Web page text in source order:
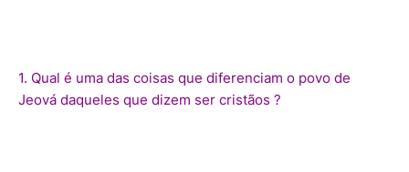
1. Qual é uma das coisas que diferenciam o povo de
Jeová daqueles que dizem ser cristãos ?